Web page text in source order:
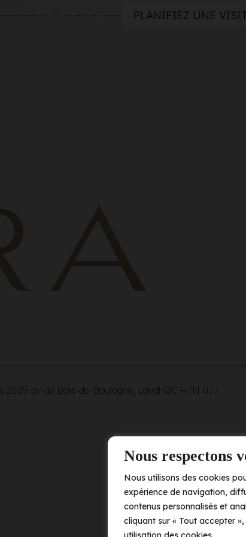
Nous respectons
Nous utilisons des cookies
expérience de navigation,
contenus personnalisés et
cliquant sur « Tout accepter
PLANIFIEZ UNE
2005 av. de Bois-de-Boulogne, Laval QC H7N 0J7